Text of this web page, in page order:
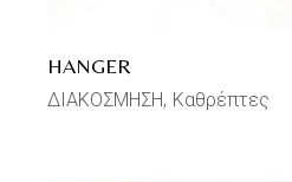
HANGER
ΔΙΑΚΟΣΜΗΣΗ Καθρέπτες